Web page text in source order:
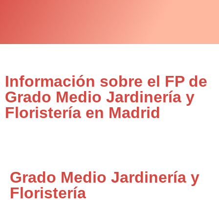
Información sobre el FP de
Grado Medio Jardinería y
Floristería en Madrid
Grado Medio Jardinería y
Floristería